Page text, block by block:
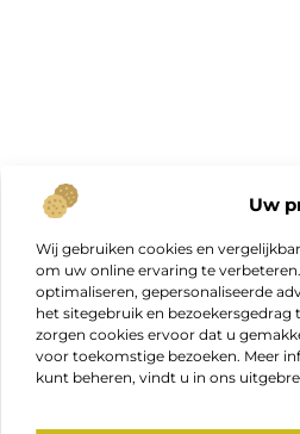
Uw
Wij gebruiken cookies en
om uw online ervaring te
optimaliseren, gepersonaliseerde
het sitegebruik en
zorgen cookies ervoor dat u
voor toekomstige bezoeken. Meer
kunt beheren, vindt u in ons